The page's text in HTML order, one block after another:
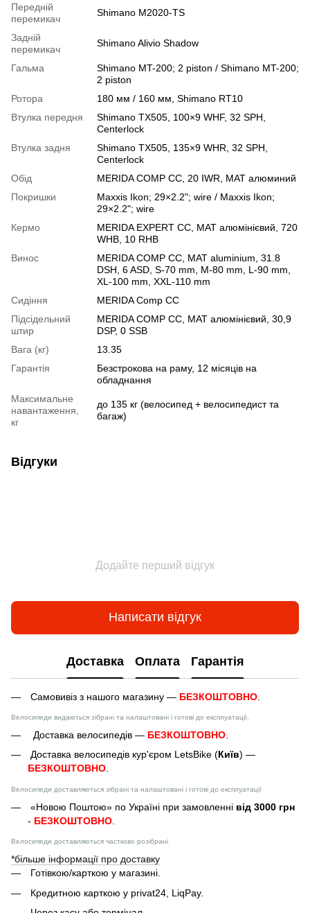
Передній
перемикач
Shimano M2020-TS
Задній
перемикач
Shimano Alivio Shadow
Гальма
Shimano MT-200; 2 piston / Shimano MT-200;
2 piston
Ротора
180 мм / 160 мм, Shimano RT10
Втулка передня
Shimano TX505, 100×9 WHF, 32 SPH,
Centerlock
Втулка задня
Shimano TX505, 135×9 WHR, 32 SPH,
Centerlock
Обід
MERIDA COMP CC, 20 IWR, МАТ алюминий
Покришки
Maxxis Ikon; 29×2.2"; wire / Maxxis Ikon;
29×2.2"; wire
Кермо
MERIDA EXPERT CC, МАТ алюмінієвий, 720
WHB, 10 RHB
Винос
MERIDA COMP CC, MAT aluminium, 31.8
DSH, 6 ASD, S-70 mm, M-80 mm, L-90 mm,
XL-100 mm, XXL-110 mm
Сидіння
MERIDA Comp CC
Підсідельний
штир
MERIDA COMP CC, МАТ алюмінієвий, 30,9
DSP, 0 SSB
Вага (кг)
13.35
Гарантія
Безстрокова на раму, 12 місяців на
обладнання
Максимальне
навантаження,
кг
до 135 кг (велосипед + велосипедист та
багаж)
Відгуки
Додайте перший відгук
Написати відгук
Доставка Оплата Гарантія
Самовивіз з нашого магазину — БЕЗКОШТОВНО
Велосипеди видаються зібрані та налаштовані і готові до експлуатації.
Доставка велосипедів — БЕЗКОШТОВНО
Доставка велосипедів кур'єром LetsBike (Київ) —
БЕЗКОШТОВНО.
Велосипеди доставляються зібрані та налаштовані і готові до експлуатації
«Новою Поштою» по Україні при замовленні від 3000 грн
- БЕЗКОШТОВНО
Велосипеди доставляються частково розібрані
*більше інформації про доставку
Готівкою/карткою у магазині.
Кредитною карткою у privat24, LiqPay.